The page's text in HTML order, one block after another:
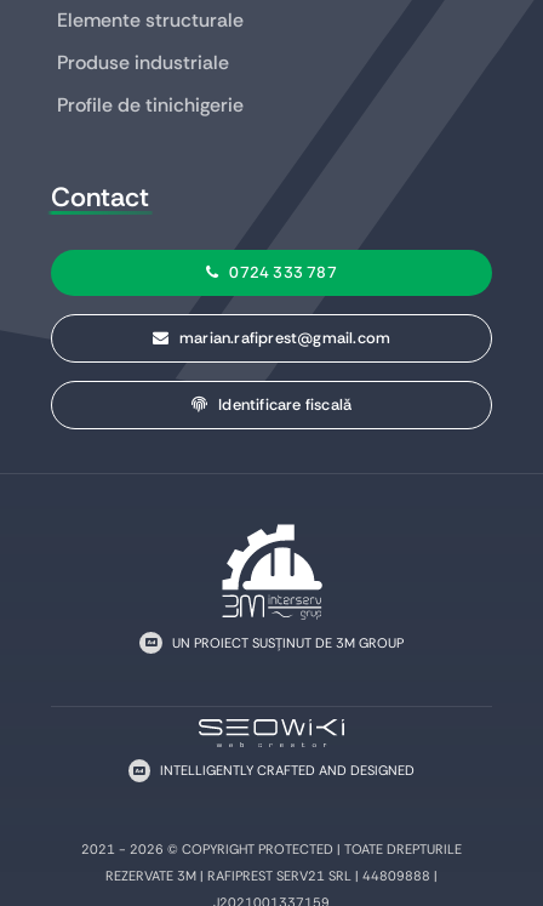
Elemente structurale
Produse industriale
Profile de tinichigerie
Contact
0724 333 787
marian.rafiprest@gmail.com
Identificare fiscală
UN PROIECT SUSȚINUT DE 3M GROUP
INTELLIGENTLY CRAFTED AND DESIGNED
2021 - 2026 © COPYRIGHT PROTECTED | TOATE DREPTURILE
REZERVATE 3M | RAFIPREST SERV21 SRL | 44809888 |
J2021001337159